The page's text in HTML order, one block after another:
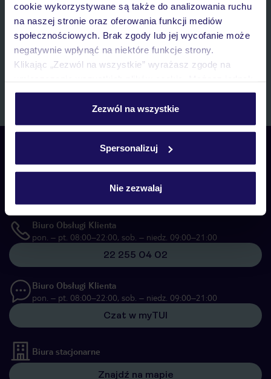
cookie wykorzystywane są także do analizowania ruchu
na naszej stronie oraz oferowania funkcji mediów
społecznościowych. Brak zgody lub jej wycofanie może
negatywnie wpłynąć na niektóre funkcje strony.
Klikając „Zezwól na wszystkie” wyrażasz zgodę na
personalizować swój wybór wchodząc w zakładkę
Szczegółowe informacje o plikach cookie znajdziesz
Zezwól na wszystkie
Spersonalizuj
Nie zezwalaj
Wyrażam zgodę na przetwarzanie danych osobowych przez TUI
Poland Sp. z o.o. i TUI Poland Dystrybucja Sp. z o.o. w celach
marketingowych, w zakresie oraz celu wskazanym w„Informacji o
przetwarzaniu danych osobowych” , poprzez elektroniczną formę
komunikacji (e-mail), także z użyciem tzw. automatycznych
Zapisz się
Skontaktuj się z nami
Telefoniczne Centrum Rezerwacji
22 270 31 20
Biuro Obsługi Klienta
pon. – pt. 08:00–22:00, sob. – niedz. 09:00–21:00
22 255 04 02
Biuro Obsługi Klienta
pon. – pt. 08:00–22:00, sob. – niedz. 09:00–21:00
Czat w myTUI
Biura stacjonarne
Znajdź na mapie